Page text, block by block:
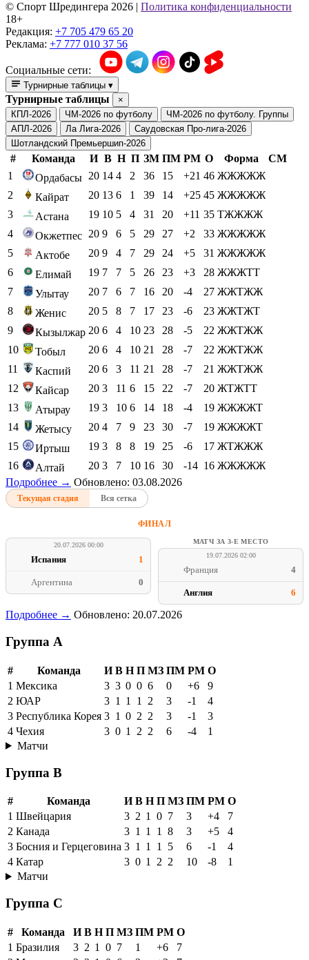
© Cпорт Шредингера 2026
Политика конфиденциальности
18+
Редакция: +7 705 479 65 20
Реклама: +7 777 010 37 56
Социальные сети:
Турнирные таблицы ▾
Турнирные таблицы
×
КПЛ-2026
ЧМ-2026 по футболу
ЧМ-2026 по футболу. Группы
АПЛ-2026
Ла Лига-2026
Саудовская Про-лига-2026
Шотландский Премьершип-2026
# Команда И В Н П ЗМ ПМ РМ О Форма
СМ
1
Ордабасы 20 14 4 2 36 15 +21 46 ЖЖЖЖЖ
2
Кайрат 20 13 6 1 39 14 +25 45 ЖЖЖЖЖ
3
Астана 19 10 5 4 31 20 +11 35 ТЖЖЖЖ
4
Окжетпес 20 9 6 5 29 27 +2 33 ЖЖЖЖЖ
5
Актобе 20 9 4 7 29 24 +5 31 ЖЖЖЖЖ
6
Елимай 19 7 7 5 26 23 +3 28 ЖЖЖТТ
7
Улытау 20 7 6 7 16 20 -4 27 ЖЖТЖЖ
8
Женис 20 5 8 7 17 23 -6 23 ЖЖТЖТ
9
Кызылжар 20 6 4 10 23 28 -5 22 ЖЖТЖЖ
10
Тобыл 20 6 4 10 21 28 -7 22 ЖЖТЖЖ
11
Каспий 20 6 3 11 21 28 -7 21 ЖЖТЖЖ
12
Кайсар 20 3 11 6 15 22 -7 20 ЖТЖТТ
13
Атырау 19 3 10 6 14 18 -4 19 ЖЖЖЖТ
14
Жетысу 20 4 7 9 23 30 -7 19 ЖЖЖЖТ
15
Иртыш 19 3 8 8 19 25 -6 17 ЖТЖЖЖ
16
Алтай 20 3 7 10 16 30 -14 16 ЖЖЖЖЖ
Подробнее → Обновлено: 03.08.2026
Текущая стадия Вся сетка
ФИНАЛ
20.07.2026 00:00
Испания 1
Аргентина 0
МАТЧ ЗА 3-Е МЕСТО
19.07.2026 02:00
Франция 4
Англия 6
Подробнее → Обновлено: 20.07.2026
Группа A
# Команда И В Н П МЗ ПМ РМ О
1 Мексика 3 3 0 0 6 0 +6
9
2 ЮАР 3 1 1 1 2 3 -1
4
3 Республика Корея 3 1 0 2 2 3 -1
3
4 Чехия 3 0 1 2 2 6 -4
1
Матчи
Группа B
# Команда И В Н П МЗ ПМ РМ О
1 Швейцария 3 2 1 0 7 3 +4
7
2 Канада 3 1 1 1 8 3 +5
4
3 Босния и Герцеговина 3 1 1 1 5 6 -1
4
4 Катар 3 0 1 2 2 10 -8
1
Матчи
Группа C
# Команда И В Н П МЗ ПМ РМ О
1 Бразилия 3 2 1 0 7 1 +6
7